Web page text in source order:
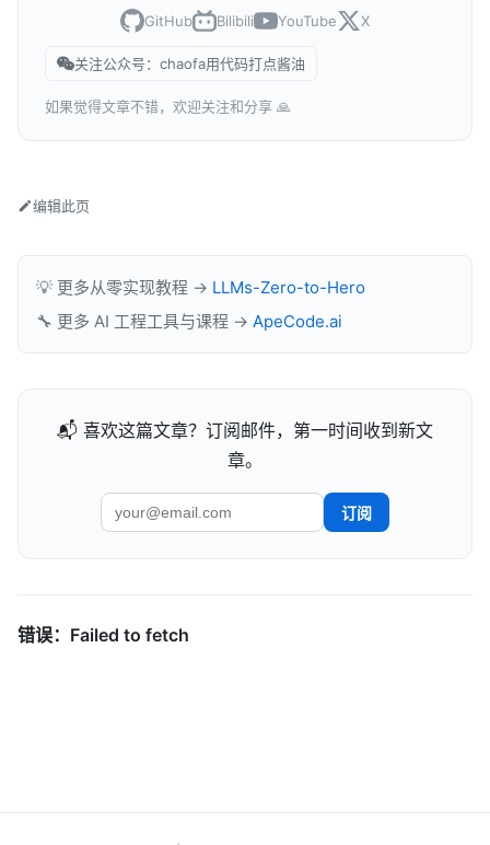
GitHub
Bilibili YouTube X
关注公众号：chaofa用代码打点酱油
如果觉得文章不错，欢迎关注和分享 🙏
编辑此页
💡 更多从零实现教程 → LLMs-Zero-to-Hero
🔧 更多 AI 工程工具与课程 → ApeCode.ai
📬 喜欢这篇文章？订阅邮件，第一时间收到新文
章。
订阅